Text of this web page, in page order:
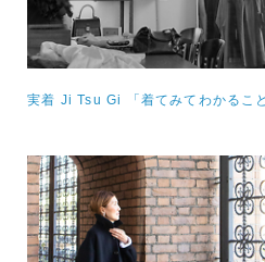
実着 Ji Tsu Gi 「着てみてわかるこ